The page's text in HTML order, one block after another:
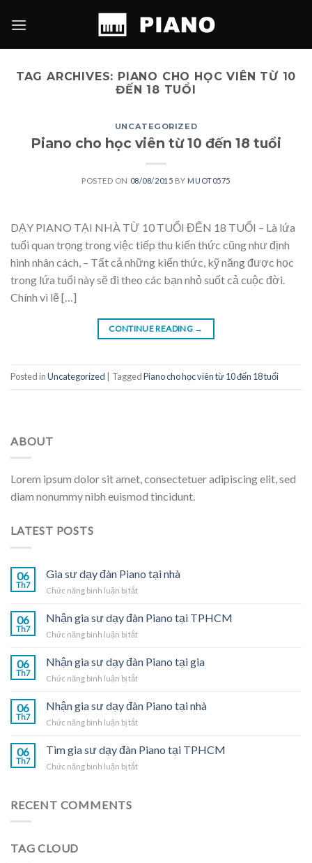
TAG ARCHIVES: PIANO CHO HỌC VIÊN TỪ 10
ĐẾN 18 TUỔI
UNCATEGORIZED
Piano cho học viên từ 10 đến 18 tuổi
POSTED ON 08/08/2015 BY MUOT0575
DẠY PIANO TẠI NHÀ TỪ 10 TUỔI ĐẾN 18 TUỔI – Là lứa
tuổi quan trọng trong việc tiếp thu kiến thức cũng như định
hình nhân cách, – Tất cả những kiến thức, kỹ năng được học
trong lứa tuổi này sẽ đi theo các bạn nhỏ suốt cả cuộc đời.
Chính vì lẽ […]
CONTINUE READING →
Posted inUncategorized TaggedPiano cho học viên từ 10 đến 18 tuổi
ABOUT
Lorem ipsum dolor sit amet, consectetuer adipiscing elit, sed
diam nonummy nibh euismod tincidunt.
LATEST POSTS
06
Th7
Gia sư dạy đàn Piano tại nhà
Chức năng bình luận bị tắtở
dạy
đàn
tại
06
Th7
Nhận gia sư dạy đàn Piano tại TPHCM
Chức năng bình luận bị tắtở
gia
sư
dạy
Piano
TPHCM
06
Th7
Nhận gia sư dạy đàn Piano tại gia
Chức năng bình luận bị tắtở
gia
sư
dạy
Piano
gia
06
Th7
Nhận gia sư dạy đàn Piano tại nhà
Chức năng bình luận bị tắtở
gia
sư
dạy
06
Th7
Tìm gia sư dạy đàn Piano tại TPHCM
Chức năng bình luận bị tắtở
RECENT COMMENTS
TAG CLOUD